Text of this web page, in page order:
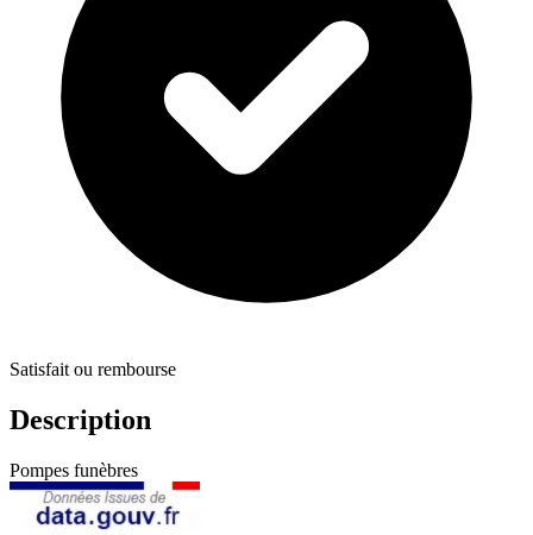
Satisfait ou rembourse
Description
Pompes funèbres